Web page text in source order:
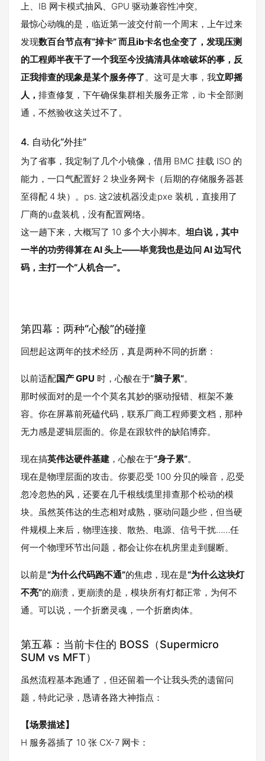
上、IB 网卡模式抽风、GPU 驱动兼容性冲突。
最惊心动魄的是，临近第一波交付前一个周末，上午过来
发现数百台节点有“掉卡” 而且ib卡名也全变了，发现压测
的工程师半夜干了一个我至今没搞清具体啥破坏的事，反
正我排查的现象是某个服务停了。这可是大事，我立即摇
人， 排查修复，下午确保集群相关服务正常，ib 卡全部测
通，不然验收这关过不了。
4. 自动化“外挂”
为了省事，我定制了几个小镜像，借用 BMC 挂载 ISO 的
能力，一口气配置好 2 块业务网卡（后期的存储服务器甚
至得配 4 块）。ps. 这2波机器没走pxe 装机，直接用了
厂商的u盘装机，没有配置网络。
这一趟下来，大概写了 10 多个大小脚本。坦白说，其中
一半的功劳得算在 AI 头上——毕竟我也是边问 AI 边写代
码，主打一个“人机合一”。
第四幕：两种“心酸”的碰撞
回想起这两年的技术经历，真是两种不同的折磨：
以前适配国产 GPU 时，心酸在于“脑子累”。
那时候面对的是一个个莫名其妙的驱动报错、框架不兼
容。你在屏幕前死磕代码，联系厂商工程师要文档，那种
无力感是逻辑层面的。你是在跟软件的缺陷博弈。
现在搞英伟达硬件基建 ，心酸在于“身子累”。
现在是物理层面的攻击。你要忍受 100 分贝的噪音，忍受
忽冷忽热的风，还要在几千根线缆里排查那个松动的模
块。虽然英伟达的生态相对成熟，驱动问题少些，但当硬
件规模上来后，物理连接、散热、电源、信号干扰……任
何一个物理环节出问题，都会让你在机房里走到腿断。
以前是“为什么代码跑不通”的焦虑，现在是“为什么这块灯
不亮”的崩溃，更崩溃的是，模块所有灯都正常，为何不
通。可以说，一个折磨灵魂，一个折磨肉体。
第五幕：当前卡住的 BOSS（Supermicro
SUM vs MFT）
虽然流程基本跑通了，但还留着一个让我头秃的遗留问
题，特此记录，恳请各路大神指点：
【场景描述】
H 服务器插了 10 张 CX-7 网卡：